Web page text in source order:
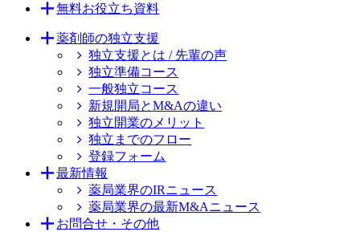
無料お役立ち資料
薬剤師の独立支援
独立支援とは / 先輩の声
独立準備コース
一般独立コース
新規開局とM&Aの違い
独立開業のメリット
独立までのフロー
登録フォーム
最新情報
薬局業界のIRニュース
薬局業界の最新M&Aニュース
お問合せ・その他